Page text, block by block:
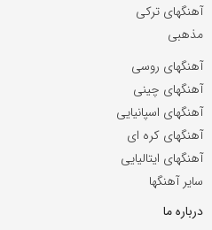
آهنگهای ترکی
مذهبی
آهنگهای روسی
آهنگهای چینی
آهنگهای اسپانیایی
آهنگهای کره ای
آهنگهای ایتالیایی
سایر آهنگها
درباره ما